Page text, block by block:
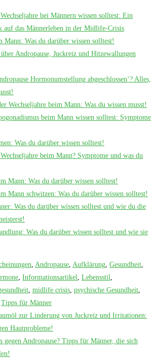
bei Männern wissen solltest: Ein
das Männerleben in der Midlife-Crisis
Mann: Was du darüber wissen solltest!
Andropause, Juckreiz und Hitzewallungen
Hormonumstellung abgeschlossen‘? Alles,
Wechseljahre beim Mann: Was du wissen musst!
beim Mann wissen solltest: Symptome
Was du darüber wissen solltest!
beim Mann? Symptome und was du
Mann: Was du darüber wissen solltest!
Mann schwitzen: Was du darüber wissen solltest!
Was du darüber wissen solltest und wie du die
Was du darüber wissen solltest und wie sie
Andropause Aufklärung Gesundheit
Informationsartikel Lebensstil
midlife crisis psychische Gesundheit
Tipps für Männer
zur Linderung von Juckreiz und Irritationen:
Hautprobleme!
gegen Andropause? Tipps für Männer, die sich